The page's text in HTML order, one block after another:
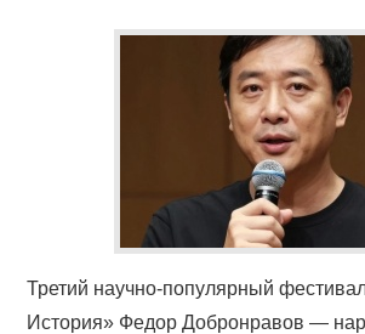
Третий научно-популярный
История» Федор Добронравов —